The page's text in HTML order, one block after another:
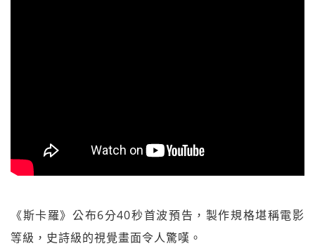
《斯卡羅》公布6分40秒首波預告，製作規格堪稱電影
等級，史詩級的視覺畫面令人驚嘆。